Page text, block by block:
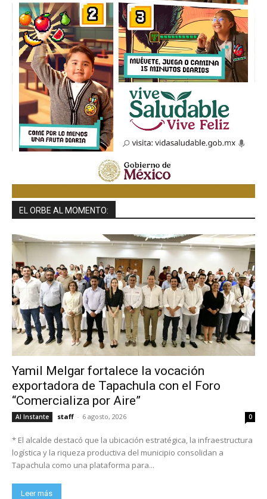
EL ORBE AL MOMENTO:
Yamil Melgar fortalece la vocación
exportadora de Tapachula con el Foro
“Comercializa por Aire”
Al Instante staff - 6 agosto, 2026 0
* El alcalde destacó que la ubicación estratégica, la infraestructura
logística y la riqueza productiva del municipio consolidan a
Tapachula como una plataforma para...
Leer más